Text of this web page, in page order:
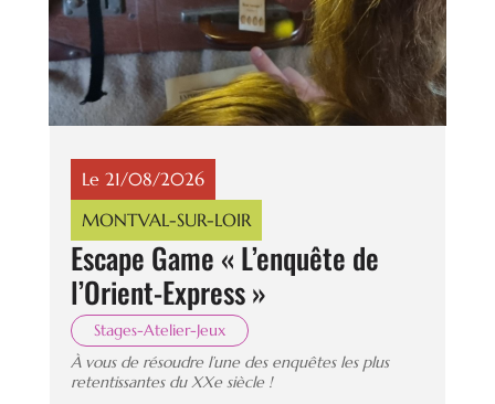
Le 21/08/2026
MONTVAL-SUR-LOIR
Escape Game « L’enquête de
l’Orient-Express »
Stages-Atelier-Jeux
À vous de résoudre l’une des enquêtes les plus
retentissantes du XXe siècle !